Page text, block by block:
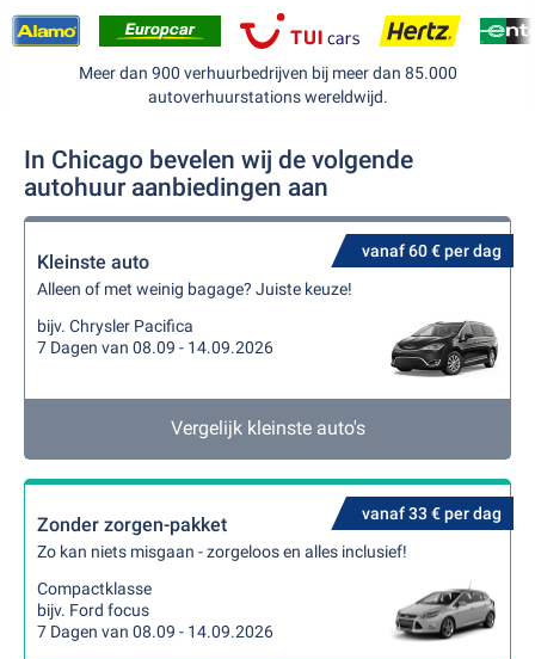
Meer dan 900 verhuurbedrijven bij meer dan 85.000
autoverhuurstations wereldwijd.
In Chicago bevelen wij de volgende
autohuur aanbiedingen aan
vanaf 60 € per dag
Kleinste auto
Alleen of met weinig bagage? Juiste keuze!
bijv. Chrysler Pacifica
7 Dagen van 08.09 - 14.09.2026
Vergelijk kleinste auto's
vanaf 33 € per dag
Zonder zorgen-pakket
Zo kan niets misgaan - zorgeloos en alles inclusief!
Compactklasse
bijv. Ford focus
7 Dagen van 08.09 - 14.09.2026